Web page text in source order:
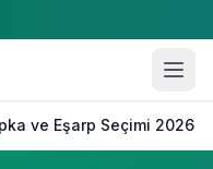
ve Eşarp Seçimi 2026